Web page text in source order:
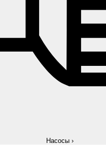
Насосы ›